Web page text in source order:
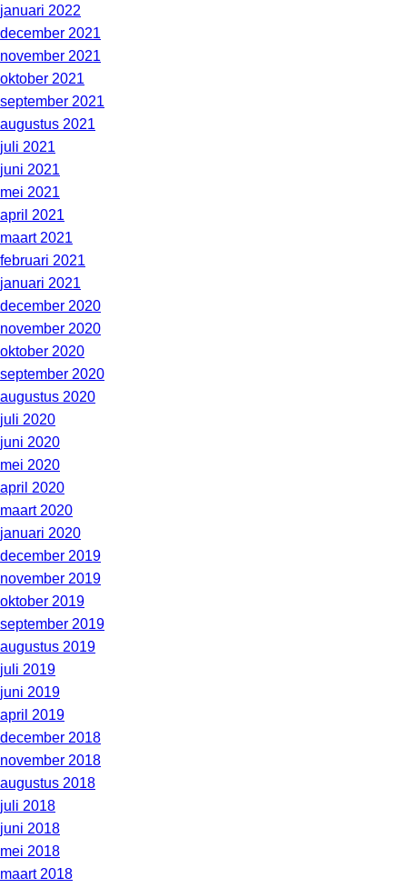
januari 2022
december 2021
november 2021
oktober 2021
september 2021
augustus 2021
juli 2021
juni 2021
mei 2021
april 2021
maart 2021
februari 2021
januari 2021
december 2020
november 2020
oktober 2020
september 2020
augustus 2020
juli 2020
juni 2020
mei 2020
april 2020
maart 2020
januari 2020
december 2019
november 2019
oktober 2019
september 2019
augustus 2019
juli 2019
juni 2019
april 2019
december 2018
november 2018
augustus 2018
juli 2018
juni 2018
mei 2018
maart 2018